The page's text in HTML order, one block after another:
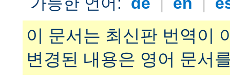
이 문서는 최신판 번역이
변경된 내용은 영어 문서